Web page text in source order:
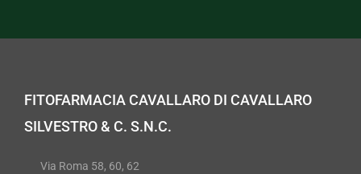
FITOFARMACIA CAVALLARO DI CAVALLARO
SILVESTRO & C. S.N.C.
Via Roma 58, 60, 62